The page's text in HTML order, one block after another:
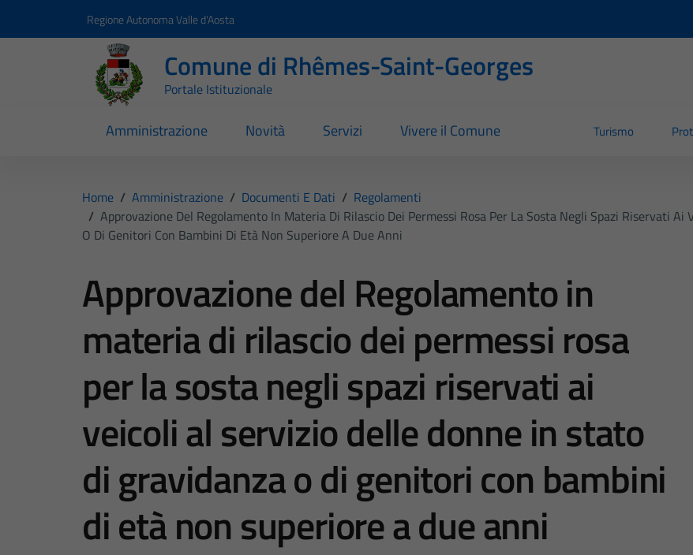
Regione Autonoma Valle d'Aosta
Comune di Rhêmes-Saint-Georges
Portale Istituzionale
Amministrazione Novità Servizi Vivere il Comune Turismo
Home / Amministrazione / Documenti E Dati / Regolamenti
/ Approvazione Del Regolamento In Materia Di Rilascio Dei Permessi Rosa Per La Sosta Negli Spazi Riservati
O Di Genitori Con Bambini Di Età Non Superiore A Due Anni
Approvazione del Regolamento in
materia di rilascio dei permessi rosa
per la sosta negli spazi riservati ai
veicoli al servizio delle donne in stato
di gravidanza o di genitori con bambini
di età non superiore a due anni